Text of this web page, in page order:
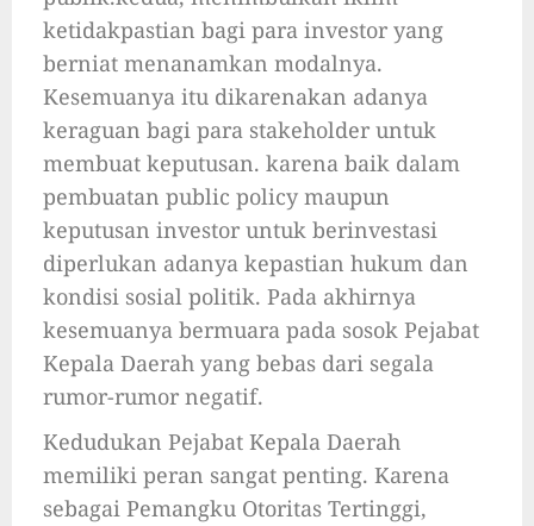
ketidakpastian bagi para investor yang
berniat menanamkan modalnya.
Kesemuanya itu dikarenakan adanya
keraguan bagi para stakeholder untuk
membuat keputusan. karena baik dalam
pembuatan public policy maupun
keputusan investor untuk berinvestasi
diperlukan adanya kepastian hukum dan
kondisi sosial politik. Pada akhirnya
kesemuanya bermuara pada sosok Pejabat
Kepala Daerah yang bebas dari segala
rumor-rumor negatif.
Kedudukan Pejabat Kepala Daerah
memiliki peran sangat penting. Karena
sebagai Pemangku Otoritas Tertinggi,